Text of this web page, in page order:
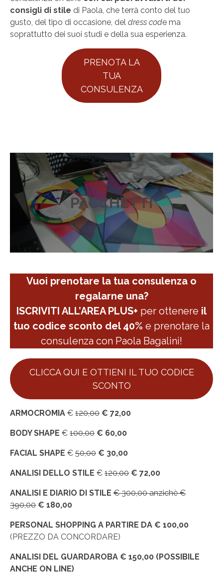
consigli di stile di Paola, che terrà conto del tuo
gusto, del tipo di occasione, del dress code ma
soprattutto dei suoi studi e della sua esperienza.
PRENOTA LA
TUA
CONSULENZA
PACCHETTI
Vuoi prenotare la tua consulenza o
regalarne una?
ISCRIVITI ALL’AREA PLUS+ per ottenere il
tuo codice sconto del 40% e prenotare la
consulenza con Paola Bagalini!
CLICCA QUI E OTTIENI IL TUO CODICE
SCONTO
ARMOCROMIA € 120,00 € 72,00
BODY SHAPE € 100,00 € 60,00
FACIAL SHAPE € 50,00 € 30,00
ANALISI DELLO STILE € 120,00 € 72,00
ANALISI E DIARIO DI STILE € 300,00 anzichè €
390,00 € 180,00
PERSONAL SHOPPING A PARTIRE DA € 100,00
(PREZZO DA CONCORDARE)
ANALISI DEL GUARDAROBA € 150,00 (POSSIBILE
ANCHE ON LINE)